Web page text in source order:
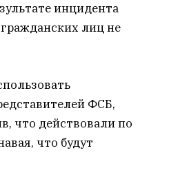
инцидента
лиц не
ФСБ,
что действовали по
что будут